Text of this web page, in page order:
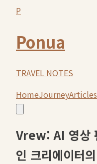
P
Ponua
TRAVEL NOTES
HomeJourneyArticles
Vrew: AI 영상
인 크리에이터